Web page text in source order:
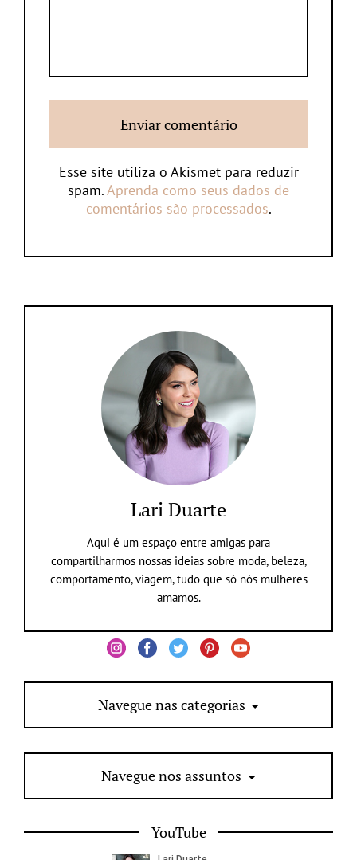
Esse site utiliza o Akismet para reduzir
spam.Aprenda como seus dados de
comentários são processados.
Lari Duarte
Aqui é um espaço entre amigas para
compartilharmos nossas ideias sobre moda, beleza,
comportamento, viagem, tudo que só nós mulheres
amamos.
Navegue nas categorias
Navegue nos assuntos
YouTube